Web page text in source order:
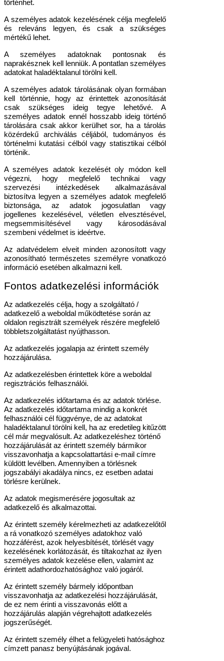
történhet.
A személyes adatok kezelésének célja megfelelő
és releváns legyen, és csak a szükséges
mértékű lehet.
A személyes adatoknak pontosnak és
naprakésznek kell lenniük. A pontatlan személyes
adatokat haladéktalanul törölni kell.
A személyes adatok tárolásának olyan formában
kell történnie, hogy az érintettek azonosítását
csak szükséges ideig tegye lehetővé. A
személyes adatok ennél hosszabb ideig történő
tárolására csak akkor kerülhet sor, ha a tárolás
közérdekű archiválás céljából, tudományos és
történelmi kutatási célból vagy statisztikai célból
történik.
A személyes adatok kezelését oly módon kell
végezni, hogy megfelelő technikai vagy
szervezési intézkedések alkalmazásával
biztosítva legyen a személyes adatok megfelelő
biztonsága, az adatok jogosulatlan vagy
jogellenes kezelésével, véletlen elvesztésével,
megsemmisítésével vagy károsodásával
szembeni védelmet is ideértve.
Az adatvédelem elveit minden azonosított vagy
azonosítható természetes személyre vonatkozó
információ esetében alkalmazni kell.
Fontos adatkezelési információk
Az adatkezelés célja, hogy a szolgáltató /
adatkezelő a weboldal működtetése során az
oldalon regisztrált személyek részére megfelelő
többletszolgáltatást nyújthasson.
Az adatkezelés jogalapja az érintett személy
hozzájárulása.
Az adatkezelésben érintettek köre a weboldal
regisztrációs felhasználói.
Az adatkezelés időtartama és az adatok törlése.
Az adatkezelés időtartama mindig a konkrét
felhasználói cél függvénye, de az adatokat
haladéktalanul törölni kell, ha az eredetileg kitűzött
cél már megvalósult. Az adatkezeléshez történő
hozzájárulását az érintett személy bármikor
visszavonhatja a kapcsolattartási e-mail címre
küldött levélben. Amennyiben a törlésnek
jogszabályi akadálya nincs, ez esetben adatai
törlésre kerülnek.
Az adatok megismerésére jogosultak az
adatkezelő és alkalmazottai.
Az érintett személy kérelmezheti az adatkezelőtől
a rá vonatkozó személyes adatokhoz való
hozzáférést, azok helyesbítését, törlését vagy
kezelésének korlátozását, és tiltakozhat az ilyen
személyes adatok kezelése ellen, valamint az
érintett adathordozhatósághoz való jogáról.
Az érintett személy bármely időpontban
visszavonhatja az adatkezelési hozzájárulását,
de ez nem érinti a visszavonás előtt a
hozzájárulás alapján végrehajtott adatkezelés
jogszerűségét.
Az érintett személy élhet a felügyeleti hatósághoz
címzett panasz benyújtásának jogával.